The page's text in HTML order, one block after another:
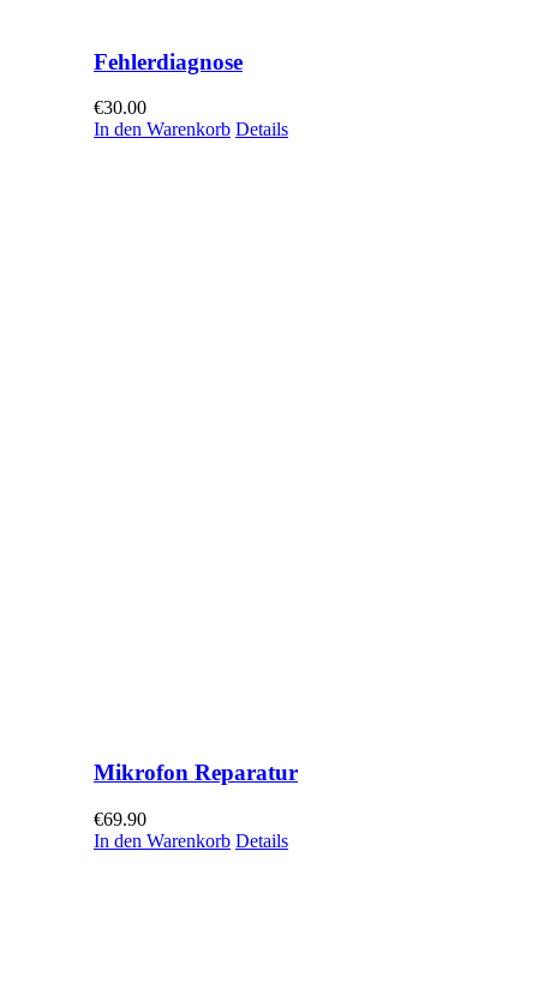
Fehlerdiagnose
€30.00
In den Warenkorb Details
Mikrofon Reparatur
€69.90
In den Warenkorb Details